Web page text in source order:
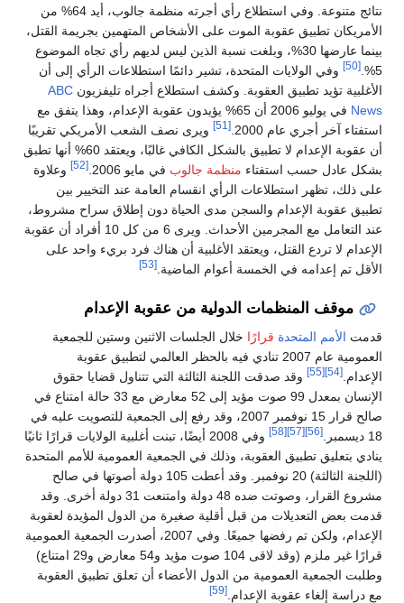
نتائج متنوعة. وفي استطلاع رأي أجرته منظمة جالوب، أيد 64% من
الأمريكان تطبيق عقوبة الموت على الأشخاص المتهمين بجريمة القتل،
بينما عارضها 30%، وبلغت نسبة الذين ليس لديهم رأي تجاه الموضوع
5%.
[50]
وفي الولايات المتحدة، تشير دائمًا استطلاعات الرأي إلى أن
الأغلبية تؤيد تطبيق العقوبة. وكشف استطلاع أجراه تليفزيون ABC
News
في يوليو 2006 أن 65% يؤيدون عقوبة الإعدام، وهذا يتفق مع
استفتاء آخر أجري عام 2000.
[51]
ويرى نصف الشعب الأمريكي تقريبًا
أن عقوبة الإعدام لا تطبيق بالشكل الكافي غالبًا، ويعتقد 60% أنها تطبق
بشكل عادل حسب استفتاء منظمة جالوب في مايو 2006. [52]
وعلاوة
على ذلك، تظهر استطلاعات الرأي انقسام العامة عند التخيير بين
تطبيق عقوبة الإعدام والسجن مدى الحياة دون إطلاق سراح مشروط،
عند التعامل مع المجرمين الأحداث. ويرى 6 من كل 10 أفراد أن عقوبة
الإعدام لا تردع القتل، ويعتقد الأغلبية أن هناك فرد بريء واحد على
الأقل تم إعدامه في الخمسة أعوام الماضية.[53]
موقف المنظمات الدولية من عقوبة الإعدام
قدمت الأمم المتحدة قرارًا خلال الجلسات الاثنين وستين للجمعية
العمومية عام 2007 تنادي فيه بالحظر العالمي لتطبيق عقوبة
الإعدام. [54]
[55]
وقد صدقت اللجنة الثالثة التي تتناول قضايا حقوق
الإنسان بمعدل 99 صوت مؤيد إلى 52 معارض مع 33 حالة امتناع في
صالح قرار 15 نوفمبر 2007، وقد رفع إلى الجمعية للتصويت عليه في
18 ديسمبر.
[56]
[57]
[58]
وفي 2008 أيضًا، تبنت أغلبية الولايات قرارًا ثانيًا
ينادي بتعليق تطبيق العقوبة، وذلك في الجمعية العمومية للأمم المتحدة
(اللجنة الثالثة) 20 نوفمبر. وقد أعطت 105 دولة أصوتها في صالح
مشروع القرار، وصوتت ضده 48 دولة وامتنعت 31 دولة أخرى. وقد
قدمت بعض التعديلات من قبل أقلية صغيرة من الدول المؤيدة لعقوبة
الإعدام، ولكن تم رفضها جميعًا. وفي 2007، أصدرت الجمعية العمومية
قرارًا غير ملزم (وقد لاقى 104 صوت مؤيد و54 معارض و29 امتناع)
وطلبت الجمعية العمومية من الدول الأعضاء أن تعلق تطبيق العقوبة
مع دراسة إلغاء عقوبة الإعدام. [59]